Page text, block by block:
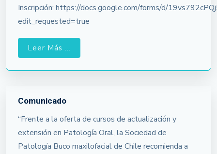
Inscripción: https://docs.google.com/forms/d/
edit_requested=true
Leer Más ...
Comunicado
“Frente a la oferta de cursos de actualización y
extensión en Patología Oral, la Sociedad de
Patología Buco maxilofacial de Chile recomienda a